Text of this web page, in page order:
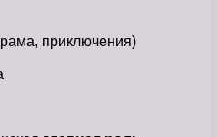
приключения)